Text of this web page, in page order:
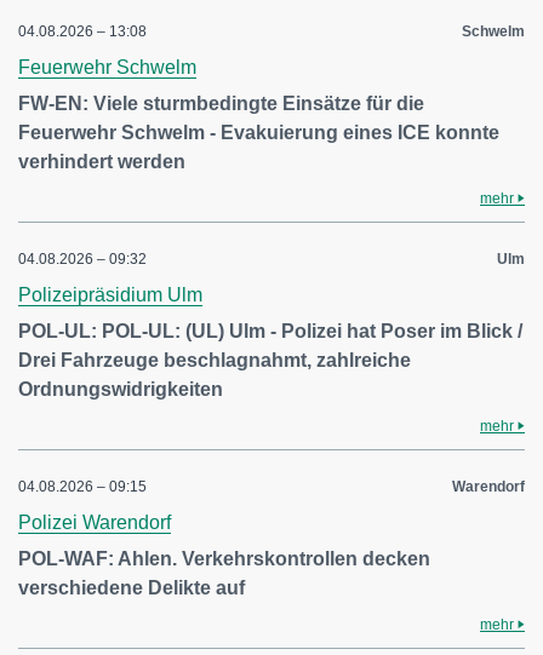
04.08.2026 – 13:08 Schwelm
Feuerwehr Schwelm
FW-EN: Viele sturmbedingte Einsätze für die
Feuerwehr Schwelm - Evakuierung eines ICE konnte
verhindert werden
mehr
04.08.2026 – 09:32 Ulm
Polizeipräsidium Ulm
POL-UL: POL-UL: (UL) Ulm - Polizei hat Poser im Blick /
Drei Fahrzeuge beschlagnahmt, zahlreiche
Ordnungswidrigkeiten
mehr
04.08.2026 – 09:15 Warendorf
Polizei Warendorf
POL-WAF: Ahlen. Verkehrskontrollen decken
verschiedene Delikte auf
mehr